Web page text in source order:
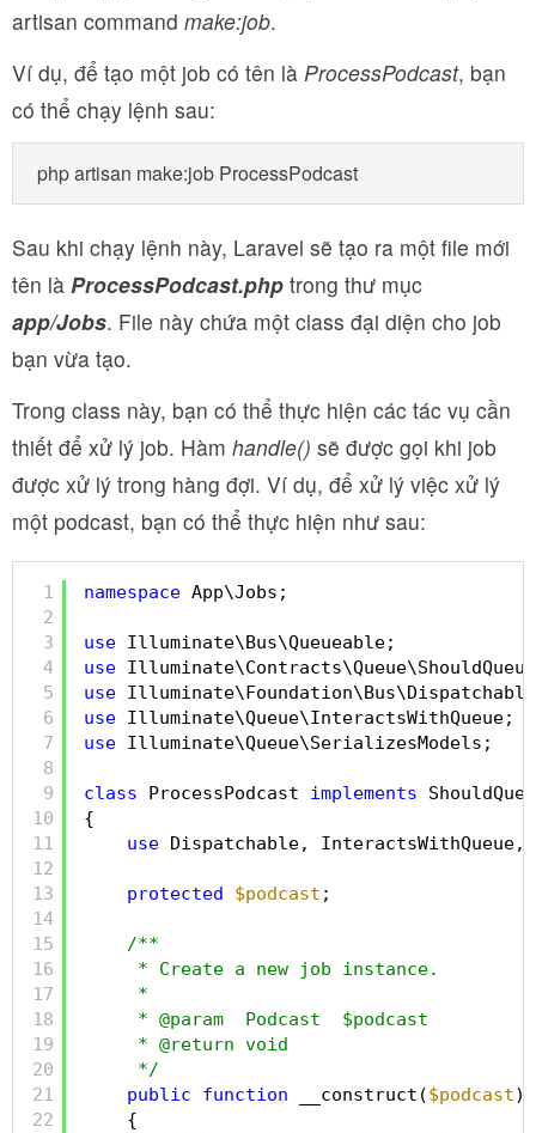
artisan command make:job.
Ví dụ, để tạo một job có tên là ProcessPodcast, bạn
có thể chạy lệnh sau:
Sau khi chạy lệnh này, Laravel sẽ tạo ra một file mới
tên là ProcessPodcast.php trong thư mục
app/Jobs. File này chứa một class đại diện cho job
bạn vừa tạo.
Trong class này, bạn có thể thực hiện các tác vụ cần
thiết để xử lý job. Hàm handle() sẽ được gọi khi job
được xử lý trong hàng đợi. Ví dụ, để xử lý việc xử lý
một podcast, bạn có thể thực hiện như sau:
1
2
3
4
5
6
7
8
9
10
11
12
13
14
15
16
17
18
19
20
21
22
namespace App\Jobs;
use Illuminate\Bus\Queueable;
use
use
use Illuminate\Queue\InteractsWithQueue;
use Illuminate\Queue\SerializesModels;
class ProcessPodcast implements
{
use Dispatchable,
protected $podcast ;
/**
* Create a new job instance.
*
* @param  Podcast  $podcast
* @return void
*/
public
function __construct($podcast)
{